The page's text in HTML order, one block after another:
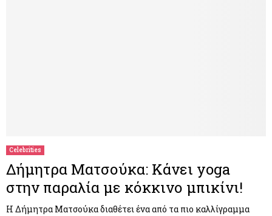
Celebrities
Δήμητρα Ματσούκα: Κάνει yoga
στην παραλία με κόκκινο μπικίνι!
Η Δήμητρα Ματσούκα διαθέτει ένα από τα πιο καλλίγραμμα